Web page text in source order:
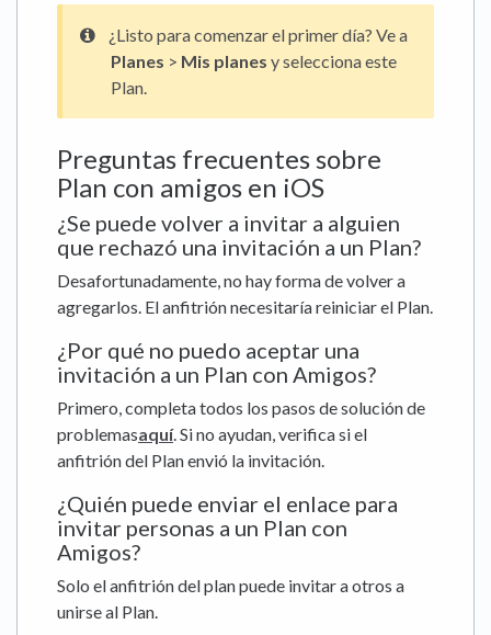
¿Listo para comenzar el primer día? Ve a
Planes > Mis planes y selecciona este
Plan.
Preguntas frecuentes sobre
Plan con amigos en iOS
¿Se puede volver a invitar a alguien
que rechazó una invitación a un Plan?
Desafortunadamente, no hay forma de volver a
agregarlos. El anfitrión necesitaría reiniciar el Plan.
¿Por qué no puedo aceptar una
invitación a un Plan con Amigos?
Primero, completa todos los pasos de solución de
problemasaquí. Si no ayudan, verifica si el
anfitrión del Plan envió la invitación.
¿Quién puede enviar el enlace para
invitar personas a un Plan con
Amigos?
Solo el anfitrión del plan puede invitar a otros a
unirse al Plan.